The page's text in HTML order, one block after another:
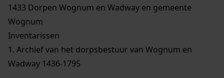
1433 Dorpen Wognum en Wadway en gemeente
Wognum
Inventarissen
1. Archief van het dorpsbestuur van Wognum en
Wadway 1436-1795